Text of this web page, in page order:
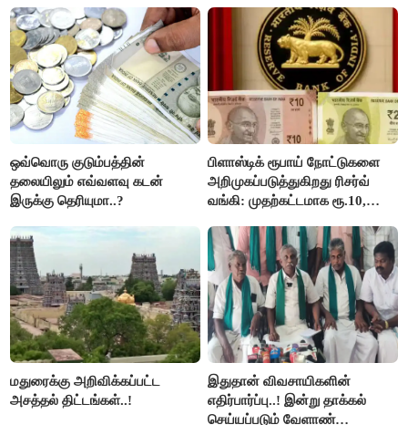
ஒவ்வொரு குடும்பத்தின்
தலையிலும் எவ்வளவு கடன்
இருக்கு தெரியுமா..?
பிளாஸ்டிக் ரூபாய் நோட்டுகளை
அறிமுகப்படுத்துகிறது ரிசர்வ்
வங்கி: முதற்கட்டமாக ரூ.10,
மதுரைக்கு அறிவிக்கப்பட்ட
அசத்தல் திட்டங்கள்..!
இதுதான் விவசாயிகளின்
எதிர்பார்ப்பு..! இன்று தாக்கல்
செய்யப்படும் வேளாண்